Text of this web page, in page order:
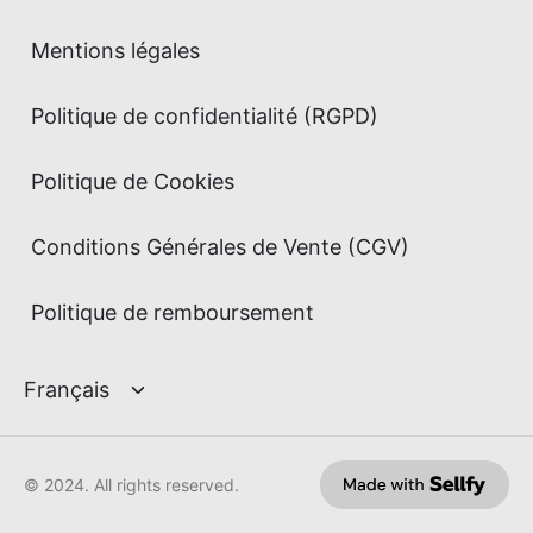
Mentions légales
Politique de confidentialité (RGPD)
Politique de Cookies
Conditions Générales de Vente (CGV)
Politique de remboursement
© 2024. All rights reserved.